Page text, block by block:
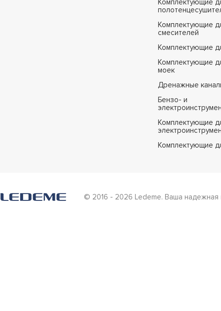
Комплектующие
Комплектующие
смесителей
Комплектующие
Комплектующие
моек
Дренажные
Бензо- и
Комплектующие
Комплектующие
© 2016 - 2026 Ledeme. Ваша